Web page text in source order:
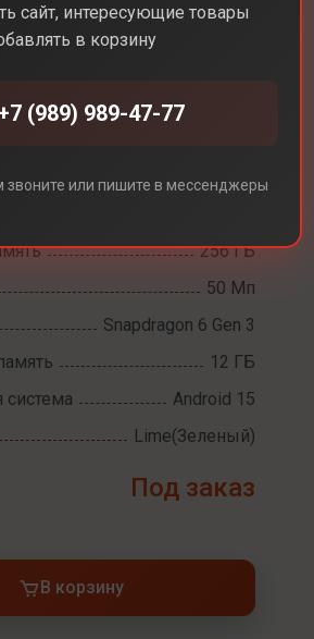
A36
6,7
256 ГБ
50 Мп
Snapdragon 6 Gen 3
12 ГБ
система
Android 15
Lime(Зеленый)
Под заказ
В корзину
сайт, интересующие товары
в корзину
(989) 989-47-77
звоните или пишите в мессенджеры